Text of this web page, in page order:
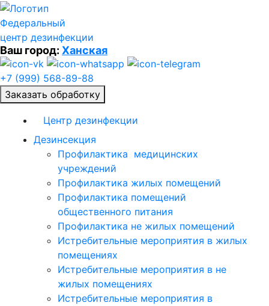
Федеральный
центр дезинфекции
Ваш город: Ханская
+7 (999) 568-89-88
Заказать обработку
Центр дезинфекции
Дезинсекция
Профилактика медицинских
учреждений
Профилактика жилых помещений
Профилактика помещений
общественного питания
Профилактика не жилых помещений
Истребительные мероприятия в жилых
помещениях
Истребительные мероприятия в не
жилых помещениях
Истребительные мероприятия в